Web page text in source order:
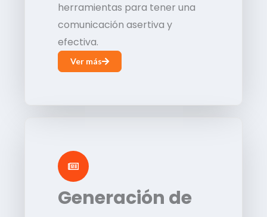
herramientas para tener una
comunicación asertiva y
efectiva.
Ver más
Generación de